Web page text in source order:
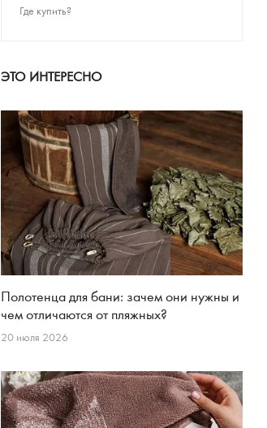
Где купить?
ЭТО ИНТЕРЕСНО
Полотенца для бани: зачем они нужны и
чем отличаются от пляжных?
20 июля 2026